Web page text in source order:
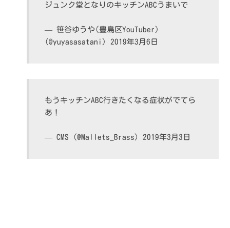
ジュンク堂となりのキッチンABCうまいで
— 笹谷ゆうや(豊島区YouTuber)
(@yuyasasatani) 2019年3月6日
もうキッチンABC行きたくなる症状がでてら
あ！
— CMS (@Mallets_Brass) 2019年3月3日